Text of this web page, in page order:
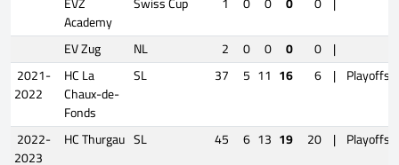
Academy
EV Zug
NL 2 0 0 0 0 |
2021-
2022
HC La
Chaux-de-
Fonds
SL 37 5 11 16 6 | Playoffs
2022-
2023
HC Thurgau SL 45 6 13 19 20 | Playoffs